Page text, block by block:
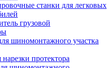
станки для легковых
грузовой
шиномонтажного участка
протектора